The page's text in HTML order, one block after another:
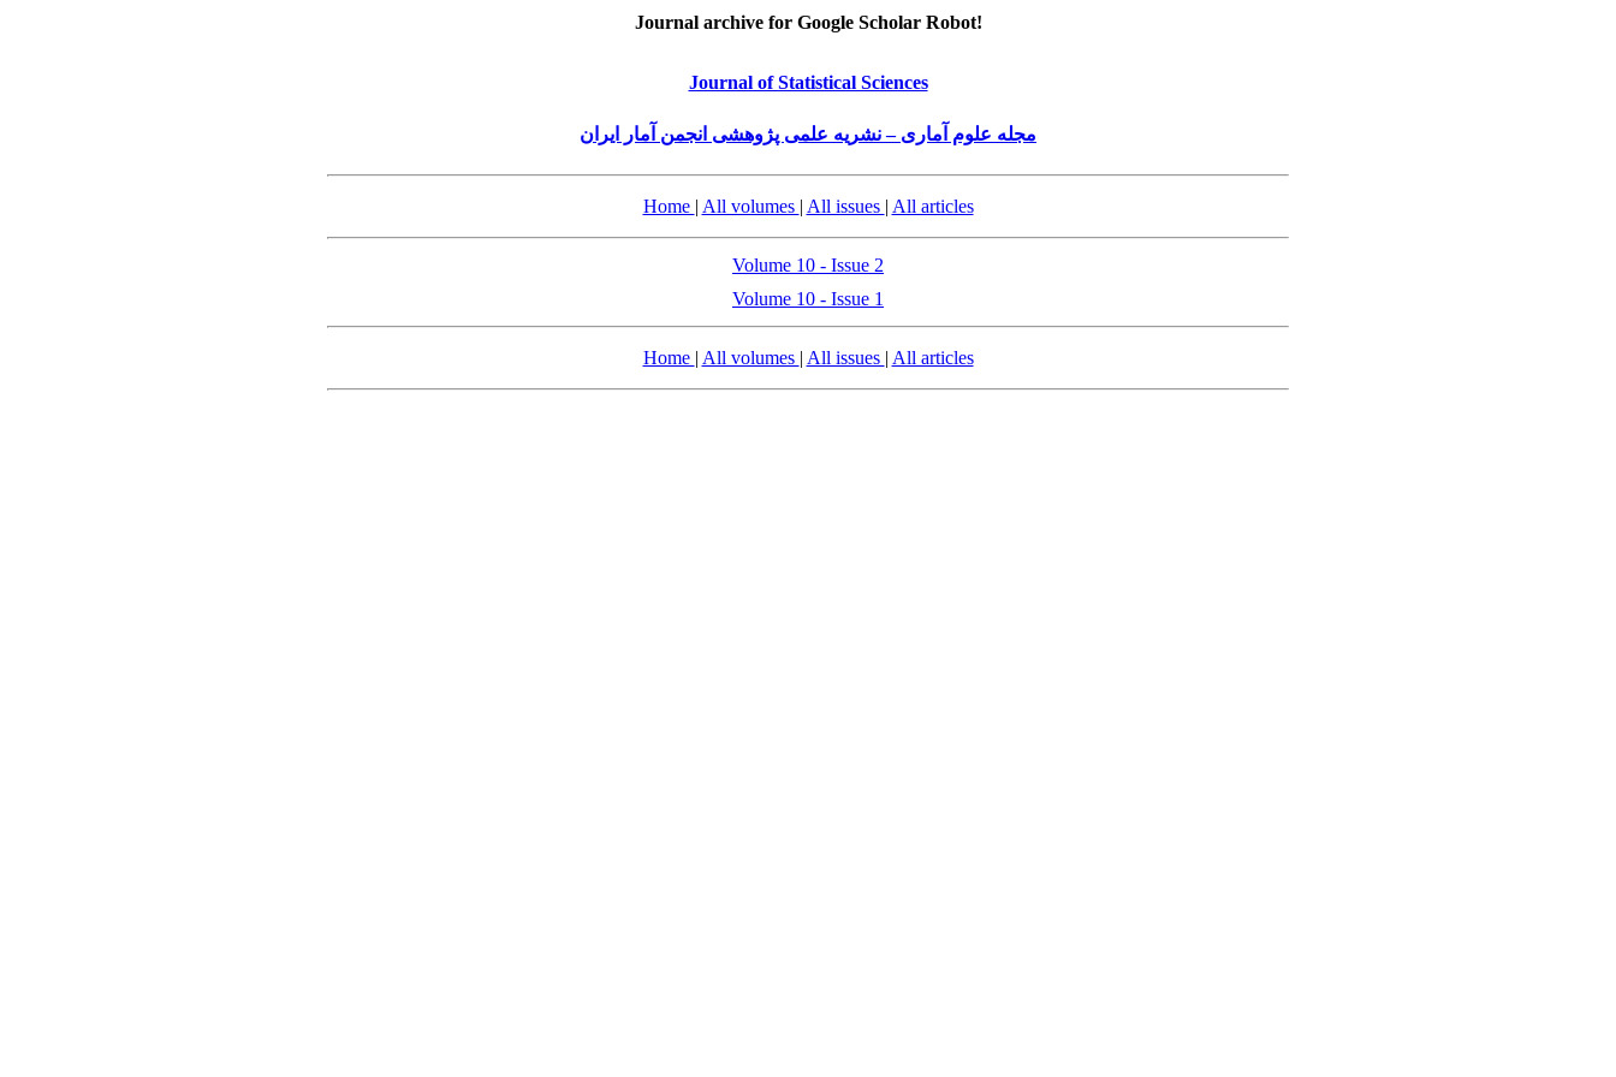
Journal archive for Google Scholar Robot!
Journal of Statistical Sciences
مجله علوم آماری – نشریه علمی پژوهشی انجمن آمار ایران
Home | All volumes | All issues | All articles
Volume 10 - Issue 2
Volume 10 - Issue 1
Home | All volumes | All issues | All articles